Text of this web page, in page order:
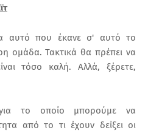
αυτό που έκανε σ' αυτό το
ομάδα. Τακτικά θα πρέπει να
τόσο καλή. Αλλά, ξέρετε,
για το οποίο μπορούμε να
από το τι έχουν δείξει οι